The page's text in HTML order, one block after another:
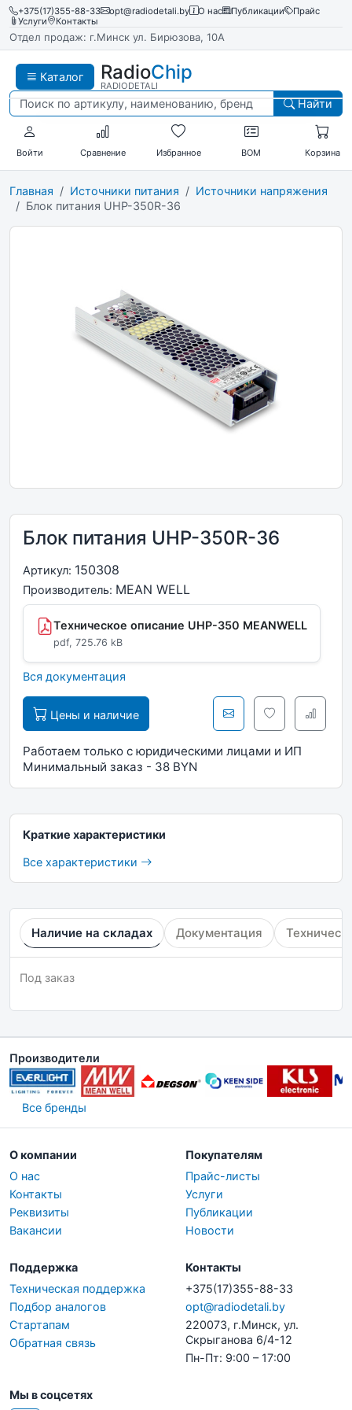
+375(17)355-88-33 opt@radiodetali.by О нас Публикации
Прайс
Услуги
Контакты
Отдел продаж: г.Минск ул. Бирюзова, 10А
Каталог RadioChip
RADIODETALI
Найти
Войти Сравнение Избранное BOM Корзина
Главная Источники питания
Источники напряжения
Блок питания UHP-350R-36
Блок питания UHP-350R-36
Артикул: 150308
Производитель: MEAN WELL
Техническое описание UHP-350 MEANWELL
pdf, 725.76 kB
Вся документация
Цены и наличие
Работаем только с юридическими лицами и ИП
Минимальный заказ - 38 BYN
Краткие характеристики
Все характеристики
Наличие на складах Документация
Под заказ
Производители
Все бренды
О компании
О нас
Контакты
Реквизиты
Вакансии
Покупателям
Прайс-листы
Услуги
Публикации
Новости
Поддержка
Техническая поддержка
Подбор аналогов
Стартапам
Обратная связь
Контакты
+375(17)355-88-33
opt@radiodetali.by
220073, г.Минск, ул.
Скрыганова 6/4-12
Пн-Пт: 9:00 – 17:00
Мы в соцсетях